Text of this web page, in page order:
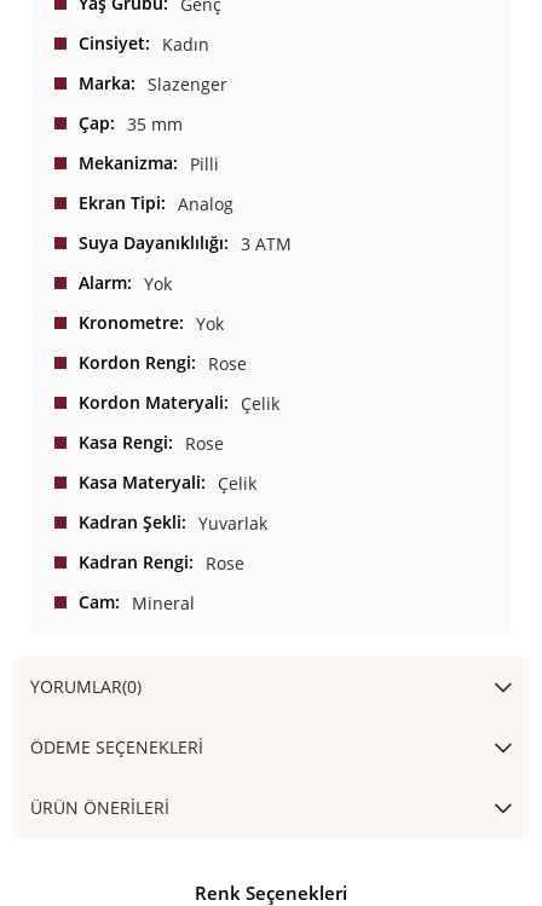
Cinsiyet
Kadın
Marka
Slazenger
Çap
35 mm
Mekanizma
Pilli
Ekran Tipi
Analog
Suya Dayanıklılığı
3 ATM
Alarm
Yok
Kronometre
Yok
Kordon Rengi
Rose
Kordon Materyali
Çelik
Kasa Rengi
Rose
Kasa Materyali
Çelik
Kadran Şekli
Yuvarlak
Kadran Rengi
Rose
Cam
Mineral
YORUMLAR(0)
ÖDEME SEÇENEKLERI
ÜRÜN ÖNERILERI
Renk Seçenekleri